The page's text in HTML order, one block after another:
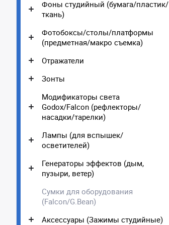
Фоны студийный (бумага/пластик/
ткань)
Фотобоксы/столы/платформы
(предметная/макро съемка)
Отражатели
Зонты
Модификаторы света
Godox/Falcon (рефлекторы/
насадки/тарелки)
Лампы (для вспышек/
осветителей)
Генераторы эффектов (дым,
пузыри, ветер)
Сумки для оборудования
(Falcon/G.Bean)
Аксессуары (Зажимы студийные)